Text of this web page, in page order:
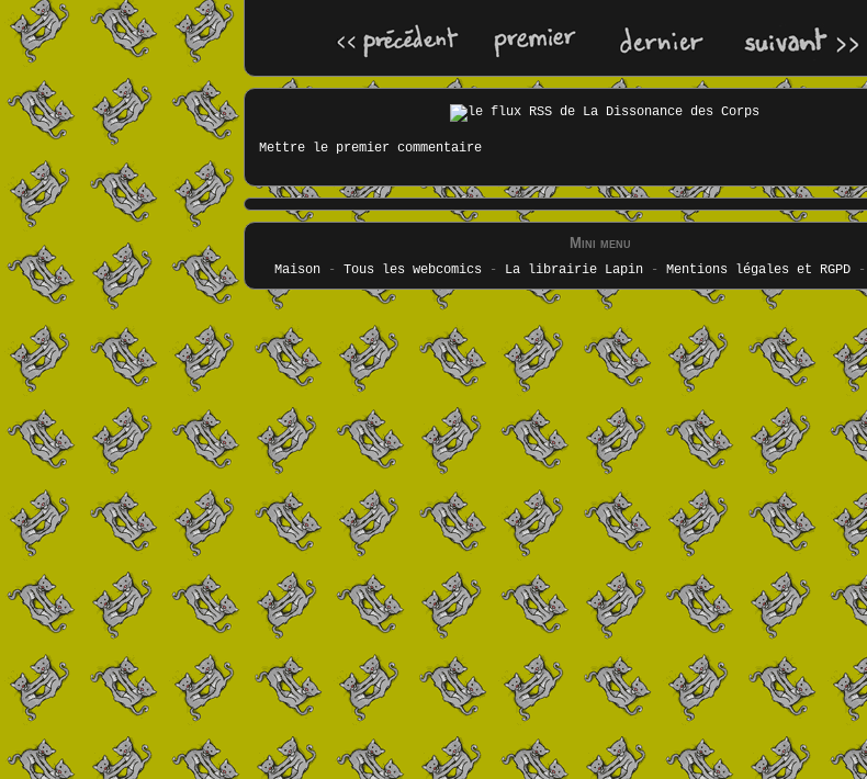
Mettre le premier commentaire
Mini menu
Maison- Tous les webcomics - La librairie Lapin- Mentions légales et RGPD-